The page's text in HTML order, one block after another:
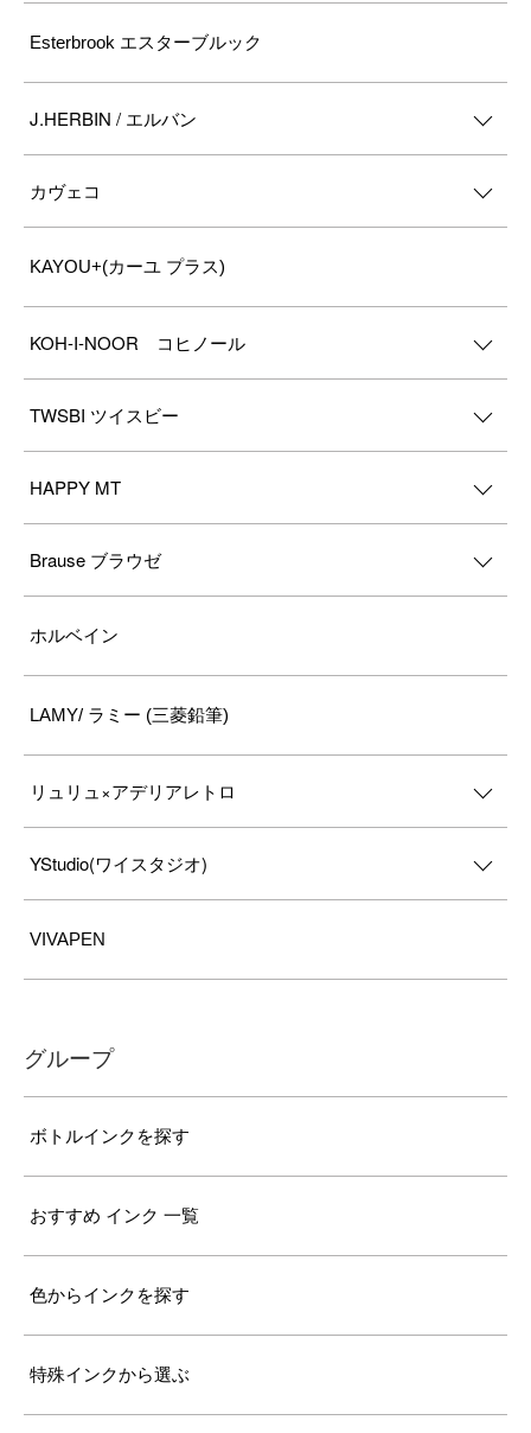
Esterbrook エスターブルック
J.HERBIN / エルバン
カヴェコ
KAYOU+(カーユ プラス)
KOH-I-NOOR コヒノール
TWSBI ツイスビー
HAPPY MT
Brause ブラウゼ
ホルベイン
LAMY/ ラミー (三菱鉛筆)
リュリュ×アデリアレトロ
YStudio(ワイスタジオ)
VIVAPEN
グループ
ボトルインクを探す
おすすめ インク 一覧
色からインクを探す
特殊インクから選ぶ